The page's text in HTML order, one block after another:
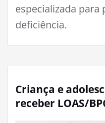
especializada para
deficiência.
Criança e
receber LOAS/